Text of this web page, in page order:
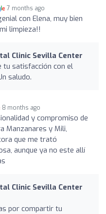
7 months ago
con Elena, muy bien
limpieza!!
Clinic Sevilla Center
tu satisfacción con el
saludo.
8 months ago
y compromiso de
Manzanares y Mili,
que me trató
aunque ya no este allí
Clinic Sevilla Center
por compartir tu